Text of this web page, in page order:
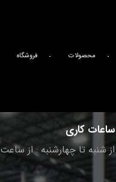
محصولات فروشگاه
ساعات کاری
از شنبه تا چهارشنبه : از ساعت 9 تا 17